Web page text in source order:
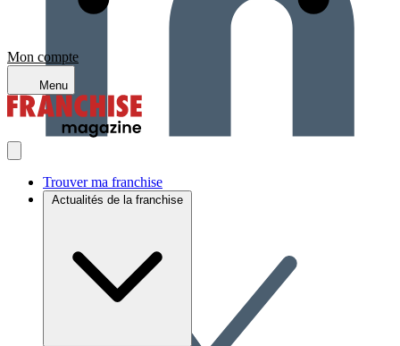
Mon compte
Menu
Trouver ma franchise
Actualités de la franchise